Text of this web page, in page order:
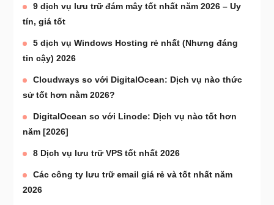
9 dịch vụ lưu trữ đám mây tốt nhất năm 2026 – Uy
tín, giá tốt
5 dịch vụ Windows Hosting rẻ nhất (Nhưng đáng
tin cậy) 2026
Cloudways so với DigitalOcean: Dịch vụ nào thức
sử tốt hơn nằm 2026?
DigitalOcean so với Linode: Dịch vụ nào tốt hơn
năm [2026]
8 Dịch vụ lưu trữ VPS tốt nhất 2026
Các công ty lưu trữ email giá rẻ và tốt nhất năm
2026